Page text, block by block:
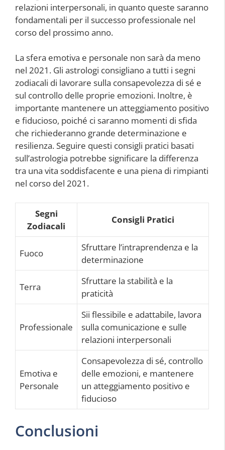
relazioni interpersonali, in quanto queste saranno
fondamentali per il successo professionale nel
corso del prossimo anno.
La sfera emotiva e personale non sarà da meno
nel 2021. Gli astrologi consigliano a tutti i segni
zodiacali di lavorare sulla consapevolezza di sé e
sul controllo delle proprie emozioni. Inoltre, è
importante mantenere un atteggiamento positivo
e fiducioso, poiché ci saranno momenti di sfida
che richiederanno grande determinazione e
resilienza. Seguire questi consigli pratici basati
sull’astrologia potrebbe significare la differenza
tra una vita soddisfacente e una piena di rimpianti
nel corso del 2021.
Segni
Zodiacali
Consigli Pratici
Fuoco
Sfruttare l’intraprendenza e la
determinazione
Terra
Sfruttare la stabilità e la
praticità
Professionale
Sii flessibile e adattabile, lavora
sulla comunicazione e sulle
relazioni interpersonali
Emotiva e
Personale
Consapevolezza di sé, controllo
delle emozioni, e mantenere
un atteggiamento positivo e
fiducioso
Conclusioni